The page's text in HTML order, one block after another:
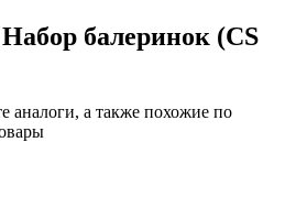
балеринок (CS
аналоги, а также похожие по